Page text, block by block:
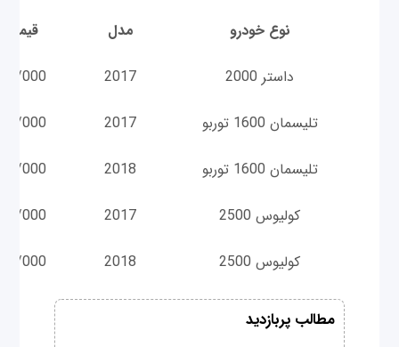
نوع خودرو مدل قیمت
داستر 2000 2017
000
تلیسمان 1600 توربو 2017
000
تلیسمان 1600 توربو 2018
000
کولیوس 2500 2017
000
کولیوس 2500 2018
000
مطالب پربازدید